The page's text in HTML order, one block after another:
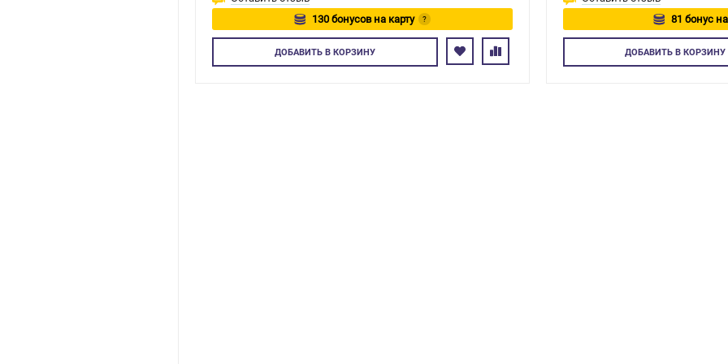
130 бонусов на карту
?
Авторизуйтесь
ДОБАВИТЬВ КОРЗИНУ
81 бонус
Авторизуйтесь
ДОБАВИТЬ В КОРЗИНУ